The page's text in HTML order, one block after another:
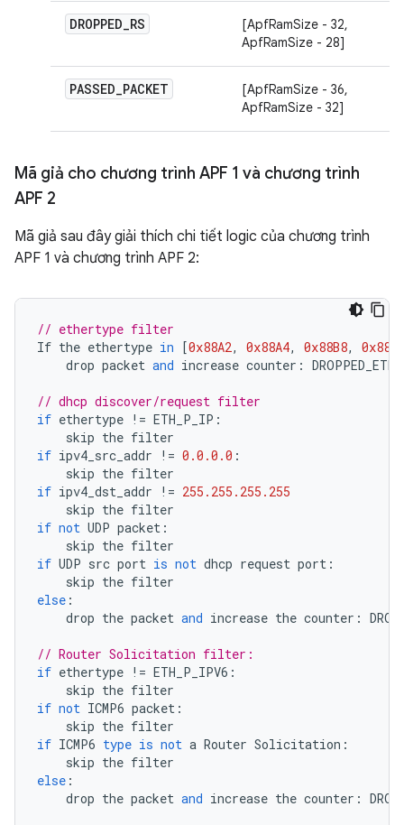
DROPPED_RS
[ApfRamSize - 32,
ApfRamSize - 28]
PASSED_PACKET
[ApfRamSize - 36,
ApfRamSize - 32]
Mã giả cho chương trình APF 1 và chương trình
APF 2
Mã giả sau đây giải thích chi tiết logic của chương trình
APF 1 và chương trình APF 2:
// ethertype filter
If the ethertype in [0x88A2, 0x88A4, 0x88B8,
0x88CD
drop packet and increase counter :
// dhcp discover/request filter
if ethertype != ETH_P_IP :
skip the filter
if ipv4_src_addr != 0.0.0.0 :
skip the filter
if ipv4_dst_addr != 255.255.255.255
skip the filter
if not UDP packet :
skip the filter
if UDP src port is not dhcp request port :
skip the filter
else :
drop the packet and increase the counter :
// Router Solicitation filter:
if ethertype != ETH_P_IPV6 :
skip the filter
if not ICMP6 packet :
skip the filter
if ICMP6 type is not a Router Solicitation :
skip the filter
else :
drop the packet and increase the counter :